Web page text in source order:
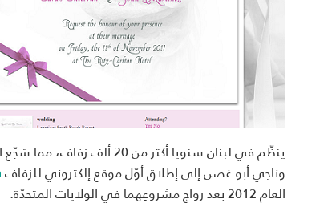
ينظّم في لبنان سنويا أكثر من 20
وناجي أبو غصن إلى إطلاق أوّل موقع إلكتروني للزفاف
العام 2012 بعد رواج مشروعِهما في الولايات المتحدّة.